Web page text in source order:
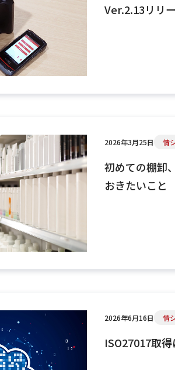
Ver.2.13リリ
2026年3月25日 情
初めての棚卸
おきたいこと
2026年6月16日 情
ISO27017取